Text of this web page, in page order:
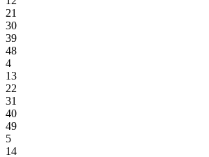
21
30
39
48
4
13
22
31
40
49
5
14